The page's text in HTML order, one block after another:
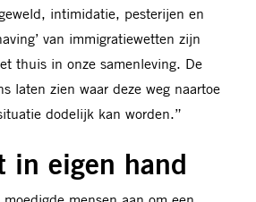
intimidatie, pesterijen en
van immigratiewetten zijn
thuis in onze samenleving. De
laten zien waar deze weg naartoe
dodelijk kan worden.”
in eigen hand